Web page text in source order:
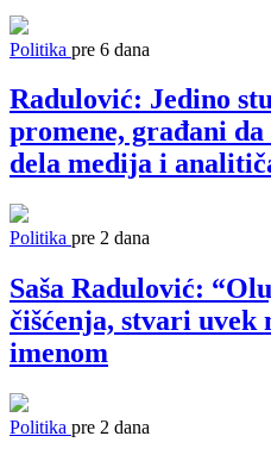
Politika pre 6 dana
Radulović: Jedino
promene, građani
dela medija i
Politika pre 2 dana
Saša Radulović:
čišćenja, stvari
imenom
Politika pre 2 dana